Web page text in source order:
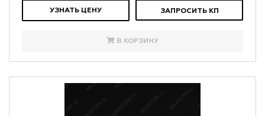
УЗНАТЬ ЦЕНУ ЗАПРОСИТЬ КП
В КОРЗИНУ